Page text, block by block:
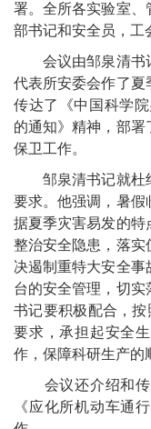
署。全所各实验室、
部书记和安全员，工
会议由邹泉清书
代表所安委会作了夏
传达了《中国科学
的通知》精神，部署
保卫工作。
邹泉清书记就杜
要求。他强调，暑假
据夏季灾害易发的特
整治安全隐患，落实
决遏制重特大安全
台的安全管理，切实
书记要积极配合，按
要求，承担起安全
作，保障科研生产的
会议还介绍和
《应化所机动车通